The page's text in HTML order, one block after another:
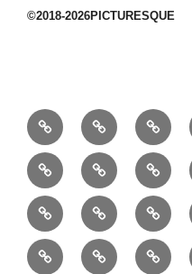
©2018-2026PICTURESQUE
1/10：
材
料
10/10：
ジ
ュ
エ
リ
ー
2/10：
製
作
6/10：
読
書
7/10：
食・
健
康
8/10：
リ
フ
ォ
ー
②
半
月
③
巾
着
④
巾
着
⑧
⑨
⑩